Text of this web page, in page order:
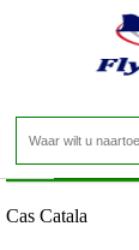
Home>
Cas Catala